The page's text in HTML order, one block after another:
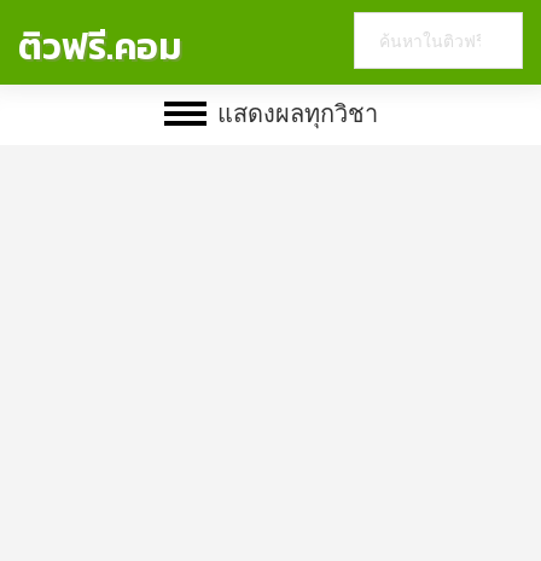
ติวฟรี.คอม
website
แสดงผลทุกวิชา